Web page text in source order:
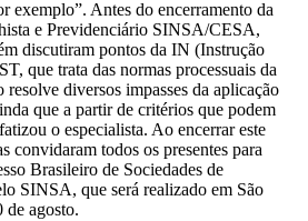
exemplo”. Antes do encerramento da
e Previdenciário SINSA/CESA,
discutiram pontos da IN (Instrução
que trata das normas processuais da
diversos impasses da aplicação
que a partir de critérios que podem
o especialista. Ao encerrar este
convidaram todos os presentes para
Brasileiro de Sociedades de
SINSA, que será realizado em São
de agosto.